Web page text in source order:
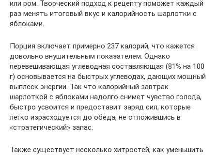
или ром. Творческий подход к рецепту поможет каждый
раз менять итоговый вкус и калорийность шарлотки с
яблоками.
Порция включает примерно 237 калорий, что кажется
довольно внушительным показателем. Однако
перевешивающая углеводная составляющая (81% на 100
г) основывается на быстрых углеводах, дающих мощный
выплеск энергии. Так что калорийный завтрак
шарлоткой с яблоками надолго снимет чувство голода,
быстро усвоится и предоставит заряд сил, которые
легко израсходуется до обеда, не отложившись в
«стратегический» запас.
Также существует несколько хитростей, как уменьшить